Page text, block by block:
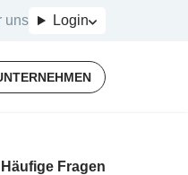
uns Login
Unternehmer
Firmeneintrag
Häufige Fragen